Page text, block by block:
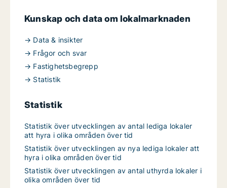
Kunskap och data om lokalmarknaden
→ Data & insikter
→ Frågor och svar
→ Fastighetsbegrepp
→ Statistik
Statistik
Statistik över utvecklingen av antal lediga lokaler
att hyra i olika områden över tid
Statistik över utvecklingen av nya lediga lokaler att
hyra i olika områden över tid
Statistik över utvecklingen av antal uthyrda lokaler i
olika områden över tid